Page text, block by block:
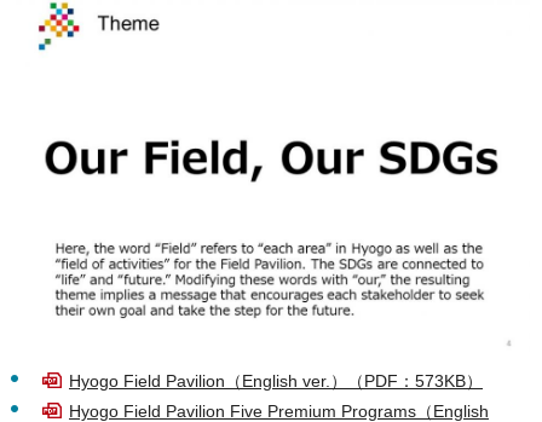
Hyogo Field Pavilion（English ver.）（PDF：573KB）
Hyogo Field Pavilion Five Premium Programs（English